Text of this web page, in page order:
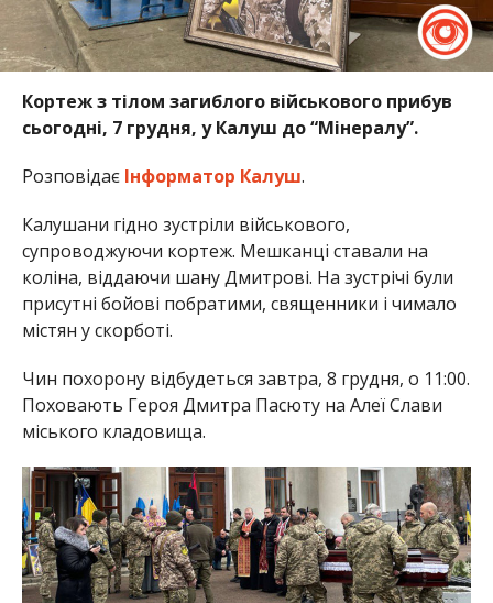
Кортеж з тілом загиблого військового прибув
сьогодні, 7 грудня, у Калуш до “Мінералу”.
Розповідає Інформатор Калуш.
Калушани гідно зустріли військового,
супроводжуючи кортеж. Мешканці ставали на
коліна, віддаючи шану Дмитрові. На зустрічі були
присутні бойові побратими, священники і чимало
містян у скорботі.
Чин похорону відбудеться завтра, 8 грудня, о 11:00.
Поховають Героя Дмитра Пасюту на Алеї Слави
міського кладовища.